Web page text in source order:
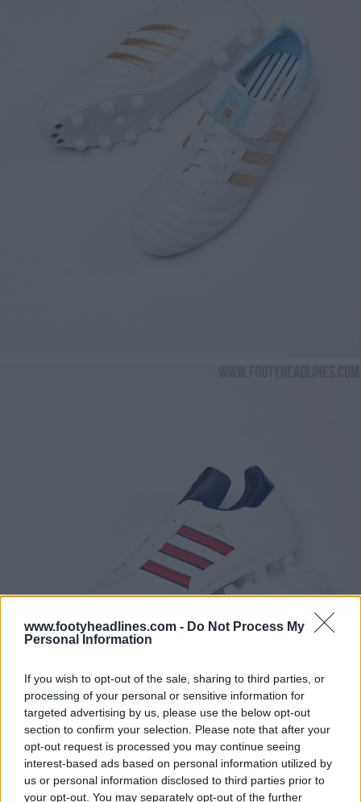
www.footyheadlines.com - Do Not Process My
Personal Information
If you wish to opt-out of the sale, sharing to third parties, or
processing of your personal or sensitive information for
targeted advertising by us, please use the below opt-out
section to confirm your selection. Please note that after your
opt-out request is processed you may continue seeing
interest-based ads based on personal information utilized by
us or personal information disclosed to third parties prior to
your opt-out. You may separately opt-out of the further